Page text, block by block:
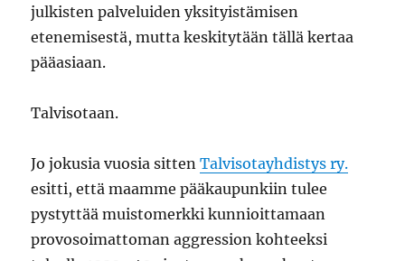
julkisten palveluiden yksityistämisen
etenemisestä, mutta keskitytään tällä kertaa
pääasiaan.
Talvisotaan.
Jo jokusia vuosia sittenTalvisotayhdistys ry.
esitti, että maamme pääkaupunkiin tulee
pystyttää muistomerkki kunnioittamaan
provosoimattoman aggression kohteeksi